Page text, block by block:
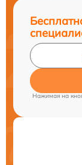
Нажимая на